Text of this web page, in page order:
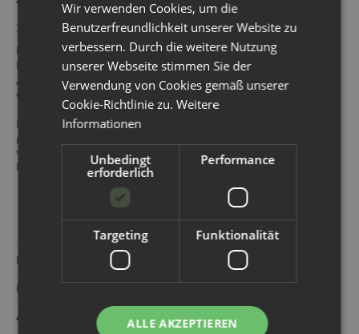
Schon gewusst?
IGR Gütesiegel „Ergonomisches Produkt“ ausgezeichnet.
Dieses Siegel wurde vom unabhängigen Verbraucherportal
„Label online“ sorgfältig geprüft und als „besonders
empfehlenswert“ eingestuft.
DIN EN ISO 26800 und EN ISO 15537 entsprochen, die die
praktische Anwendbarkeit und die ergonomische Qualität
verlässlich belegen.
Details
Artikelnummer:
Wir verwenden Cookies, um die
Benutzerfreundlichkeit unserer Website zu
verbessern. Durch die weitere Nutzung
unserer Webseite stimmen Sie der
Verwendung von Cookies gemäß unserer
Cookie-Richtlinie zu.Weitere
Informationen
Unbedingt
erforderlich
Performance
Targeting Funktionalität
ALLE AKZEPTIEREN